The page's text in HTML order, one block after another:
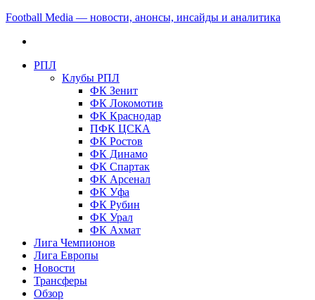
Football Media — новости, анонсы, инсайды и аналитика
РПЛ
Клубы РПЛ
ФК Зенит
ФК Локомотив
ФК Краснодар
ПФК ЦСКА
ФК Ростов
ФК Динамо
ФК Спартак
ФК Арсенал
ФК Уфа
ФК Рубин
ФК Урал
ФК Ахмат
Лига Чемпионов
Лига Европы
Новости
Трансферы
Обзор